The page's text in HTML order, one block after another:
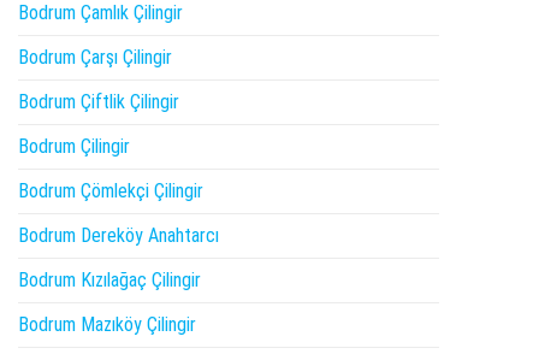
Bodrum Çamlık Çilingir
Bodrum Çarşı Çilingir
Bodrum Çiftlik Çilingir
Bodrum Çilingir
Bodrum Çömlekçi Çilingir
Bodrum Dereköy Anahtarcı
Bodrum Kızılağaç Çilingir
Bodrum Mazıköy Çilingir